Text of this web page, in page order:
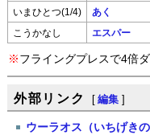
いまひとつ(1/4) あく
こうかなし エスパー
※ フライングプレスで4倍
外部リンク [ 編集 ]
ウーラオス（いちげき